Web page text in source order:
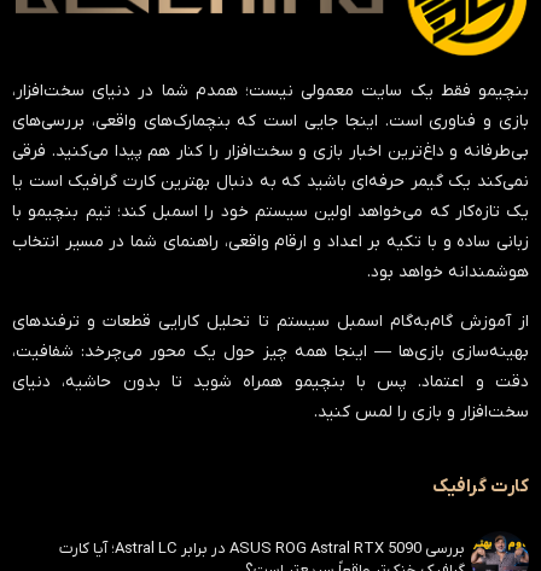
بنچیمو فقط یک سایت معمولی نیست؛ همدم شما در دنیای سخت‌افزار،
بازی و فناوری است. اینجا جایی است که بنچمارک‌های واقعی، بررسی‌های
بی‌طرفانه و داغ‌ترین اخبار بازی و سخت‌افزار را کنار هم پیدا می‌کنید. فرقی
نمی‌کند یک گیمر حرفه‌ای باشید که به دنبال بهترین کارت گرافیک است یا
یک تازه‌کار که می‌خواهد اولین سیستم خود را اسمبل کند؛ تیم بنچیمو با
زبانی ساده و با تکیه بر اعداد و ارقام واقعی، راهنمای شما در مسیر انتخاب
هوشمندانه خواهد بود.
از آموزش گام‌به‌گام اسمبل سیستم تا تحلیل کارایی قطعات و ترفندهای
بهینه‌سازی بازی‌ها — اینجا همه چیز حول یک محور می‌چرخد: شفافیت،
دقت و اعتماد. پس با بنچیمو همراه شوید تا بدون حاشیه، دنیای
سخت‌افزار و بازی را لمس کنید.
کارت گرافیک
بررسی ASUS ROG Astral RTX 5090 در برابر Astral LC؛ آیا کارت